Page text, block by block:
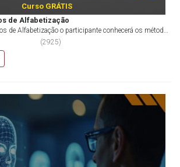
Curso GRÁTIS
de Alfabetização
de Alfabetização o participante conhecerá os métodos
o ent...(2925)